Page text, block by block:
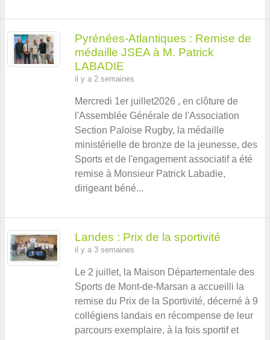
Pyrénées-Atlantiques : Remise de
médaille JSEA à M. Patrick
LABADIE
il y a 2 semaines
Mercredi 1er juillet2026 , en clôture de
l'Assemblée Générale de l'Association
Section Paloise Rugby, la médaille
ministérielle de bronze de la jeunesse, des
Sports et de l'engagement associatif a été
remise à Monsieur Patrick Labadie,
dirigeant béné...
Landes : Prix de la sportivité
il y a 3 semaines
Le 2 juillet, la Maison Départementale des
Sports de Mont-de-Marsan a accueilli la
remise du Prix de la Sportivité, décerné à 9
collégiens landais en récompense de leur
parcours exemplaire, à la fois sportif et